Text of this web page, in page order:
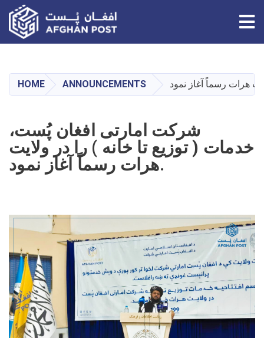
main
content
HOME ANNOUNCEMENTS
شرکت امارتی افغان پُست،
خدمات ( توزیع تا خانه ) را در ولایت
هرات رسماً آغاز نمود.